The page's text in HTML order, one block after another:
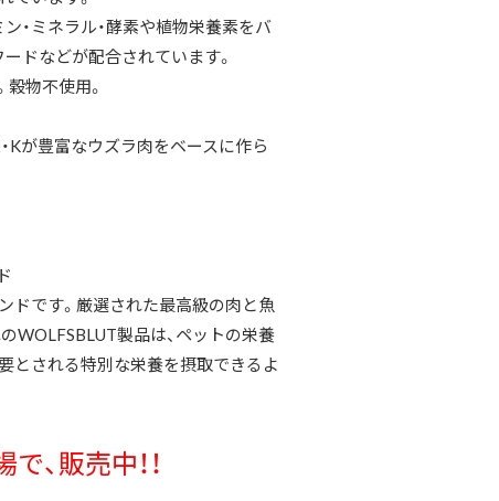
・ミネラル・酵素や植物栄養素をバ
ードなどが配合されています。
物不使用。
Kが豊富なウズラ肉をベースに作ら
ドです。厳選された最高級の肉と魚
WOLFSBLUT製品は、ペットの栄養
とされる特別な栄養を摂取できるよ
、販売中！！